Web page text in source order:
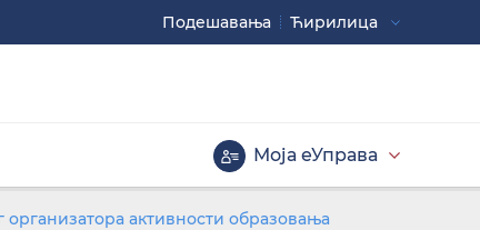
Моја еУправа
Ћирилица
Подешавaња
Велика слова
активности образовања